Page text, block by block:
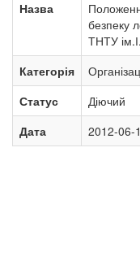
Назва
безпеку
ТНТУ
Категорія
Статус
Діючий
Дата
2012-06-